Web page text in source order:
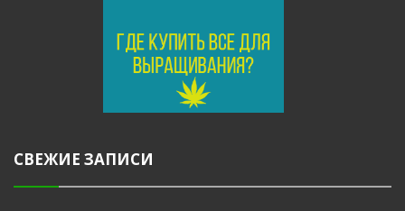
СВЕЖИЕ ЗАПИСИ